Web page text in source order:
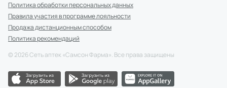
Политика обработки персональных данных
Правила участия в программе лояльности
Продажа дистанционным способом
Политика рекомендаций
© 2026Сеть аптек «Самсон Фарма». Все права защищены